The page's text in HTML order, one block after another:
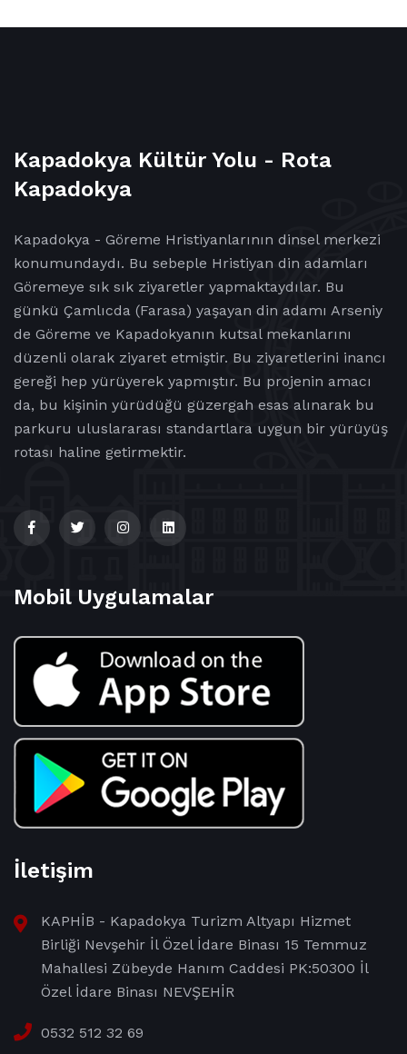
Kapadokya Kültür Yolu - Rota
Kapadokya
Kapadokya - Göreme Hristiyanlarının dinsel merkezi
konumundaydı. Bu sebeple Hristiyan din adamları
Göremeye sık sık ziyaretler yapmaktaydılar. Bu
günkü Çamlıcda (Farasa) yaşayan din adamı Arseniy
de Göreme ve Kapadokyanın kutsal mekanlarını
düzenli olarak ziyaret etmiştir. Bu ziyaretlerini inancı
gereği hep yürüyerek yapmıştır. Bu projenin amacı
da, bu kişinin yürüdüğü güzergah esas alınarak bu
parkuru uluslararası standartlara uygun bir yürüyüş
rotası haline getirmektir.
Mobil Uygulamalar
İletişim
KAPHİB - Kapadokya Turizm Altyapı Hizmet
Birliği Nevşehir İl Özel İdare Binası 15 Temmuz
Mahallesi Zübeyde Hanım Caddesi PK:50300 İl
Özel İdare Binası NEVŞEHİR
0532 512 32 69